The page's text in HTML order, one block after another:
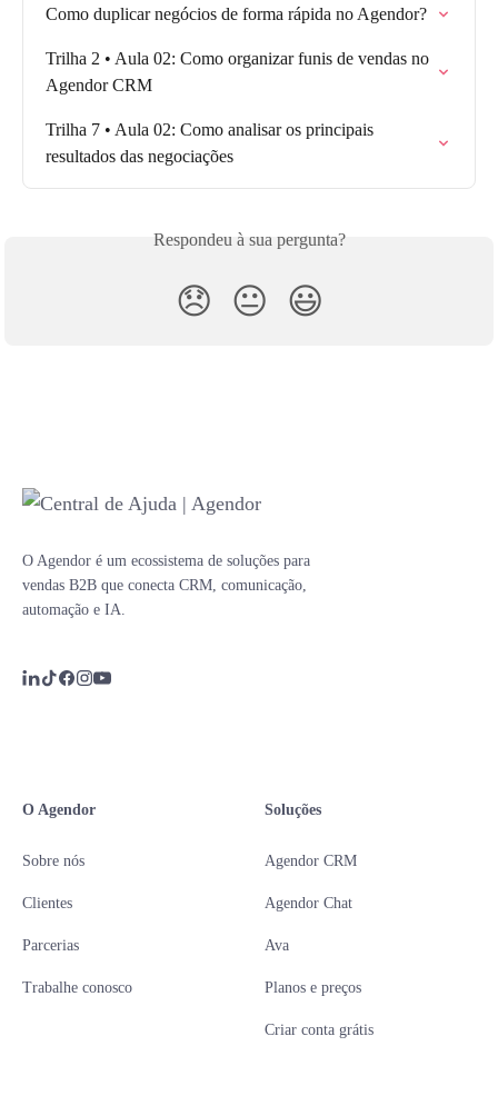
Como duplicar negócios de forma rápida no Agendor?
Trilha 2 • Aula 02: Como organizar funis de vendas no
Agendor CRM
Trilha 7 • Aula 02: Como analisar os principais
resultados das negociações
Respondeu à sua pergunta?
😞 😐 😃
O Agendor é um ecossistema de soluções para
vendas B2B que conecta CRM, comunicação,
automação e IA.
O Agendor
Sobre nós
Clientes
Parcerias
Trabalhe conosco
Soluções
Agendor CRM
Agendor Chat
Ava
Planos e preços
Criar conta grátis